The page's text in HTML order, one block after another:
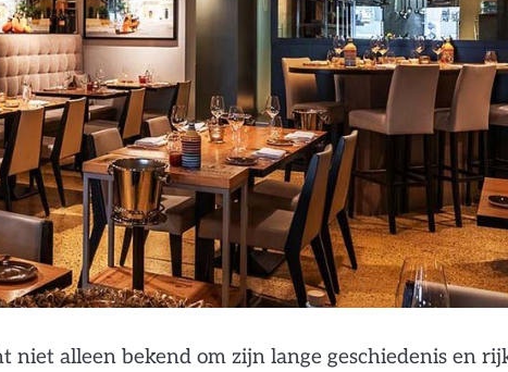
alleen bekend om zijn lange geschiedenis en